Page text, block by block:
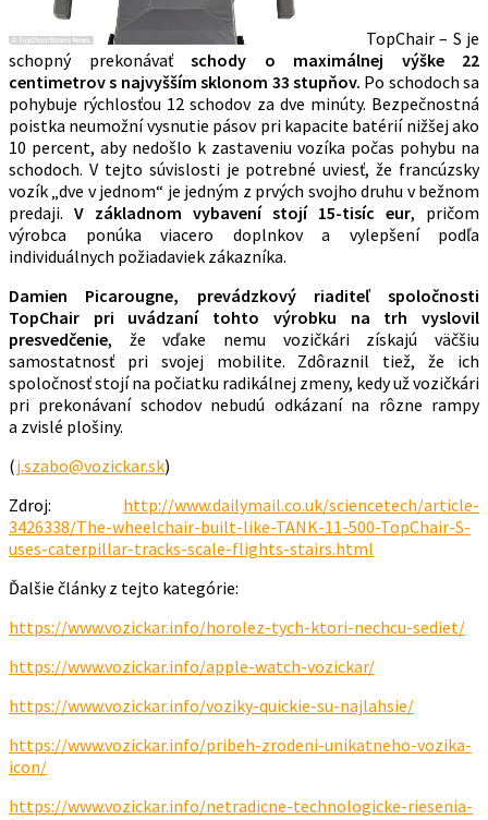
TopChair – S je
schopný prekonávať schody o maximálnej výške 22
centimetrov s najvyšším sklonom 33 stupňov. Po schodoch sa
pohybuje rýchlosťou 12 schodov za dve minúty. Bezpečnostná
poistka neumožní vysnutie pásov pri kapacite batérií nižšej ako
10 percent, aby nedošlo k zastaveniu vozíka počas pohybu na
schodoch. V tejto súvislosti je potrebné uviesť, že francúzsky
vozík „dve v jednom“ je jedným z prvých svojho druhu v bežnom
predaji. V základnom vybavení stojí 15-tisíc eur, pričom
výrobca ponúka viacero doplnkov a vylepšení podľa
individuálnych požiadaviek zákazníka.
Damien Picarougne, prevádzkový riaditeľ spoločnosti
TopChair pri uvádzaní tohto výrobku na trh vyslovil
presvedčenie, že vďake nemu vozičkári získajú väčšiu
samostatnosť pri svojej mobilite. Zdôraznil tiež, že ich
spoločnosť stojí na počiatku radikálnej zmeny, kedy už vozičkári
pri prekonávaní schodov nebudú odkázaní na rôzne rampy
a zvislé plošiny.
(j.szabo@vozickar.sk)
Zdroj: http://www.dailymail.co.uk/sciencetech/article-
3426338/The-wheelchair-built-like-TANK-11-500-TopChair-S-
uses-caterpillar-tracks-scale-flights-stairs.html
Ďalšie články z tejto kategórie:
https://www.vozickar.info/horolez-tych-ktori-nechcu-sediet/
https://www.vozickar.info/apple-watch-vozickar/
https://www.vozickar.info/voziky-quickie-su-najlahsie/
https://www.vozickar.info/pribeh-zrodeni-unikatneho-vozika-
icon/
https://www.vozickar.info/netradicne-technologicke-riesenia-